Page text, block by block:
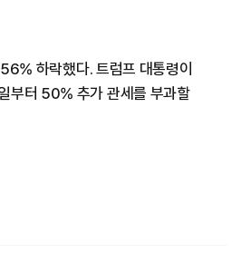
하락했다. 트럼프 대통령이
부터 50% 추가 관세를 부과할